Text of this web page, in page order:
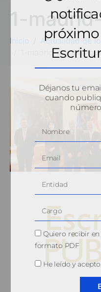
Inicio
Actualidad de
1-madrid-medalla-
© 2010,
Déjanos tu
cuando
Quiero recibir
formato PDF
He leído y